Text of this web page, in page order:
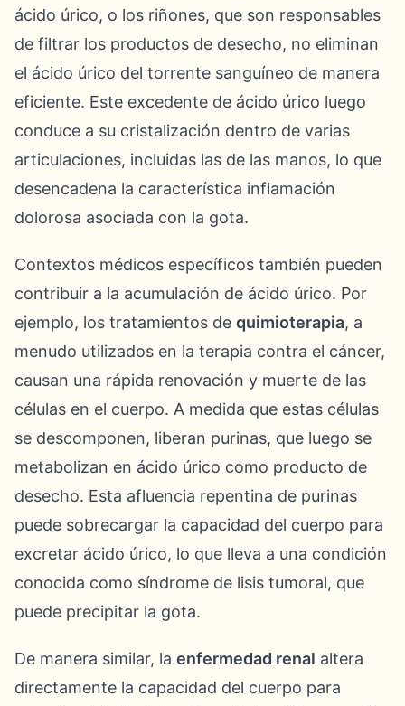
ácido úrico, o los riñones, que son responsables
de filtrar los productos de desecho, no eliminan
el ácido úrico del torrente sanguíneo de manera
eficiente. Este excedente de ácido úrico luego
conduce a su cristalización dentro de varias
articulaciones, incluidas las de las manos, lo que
desencadena la característica inflamación
dolorosa asociada con la gota.
Contextos médicos específicos también pueden
contribuir a la acumulación de ácido úrico. Por
ejemplo, los tratamientos de quimioterapia, a
menudo utilizados en la terapia contra el cáncer,
causan una rápida renovación y muerte de las
células en el cuerpo. A medida que estas células
se descomponen, liberan purinas, que luego se
metabolizan en ácido úrico como producto de
desecho. Esta afluencia repentina de purinas
puede sobrecargar la capacidad del cuerpo para
excretar ácido úrico, lo que lleva a una condición
conocida como síndrome de lisis tumoral, que
puede precipitar la gota.
De manera similar, la enfermedad renal altera
directamente la capacidad del cuerpo para